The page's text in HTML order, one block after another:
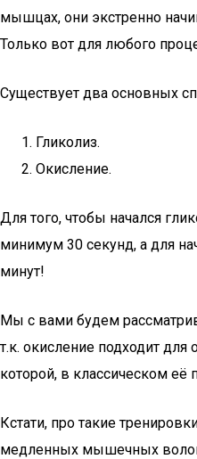
мышцах, они экстренно
Только вот для любого
Существует два основных
Гликолиз.
Окисление.
Для того, чтобы начался
минимум 30 секунд, а для
минут!
Мы с вами будем
т.к. окисление подходит для
которой, в классическом
Кстати, про такие
медленных мышечных